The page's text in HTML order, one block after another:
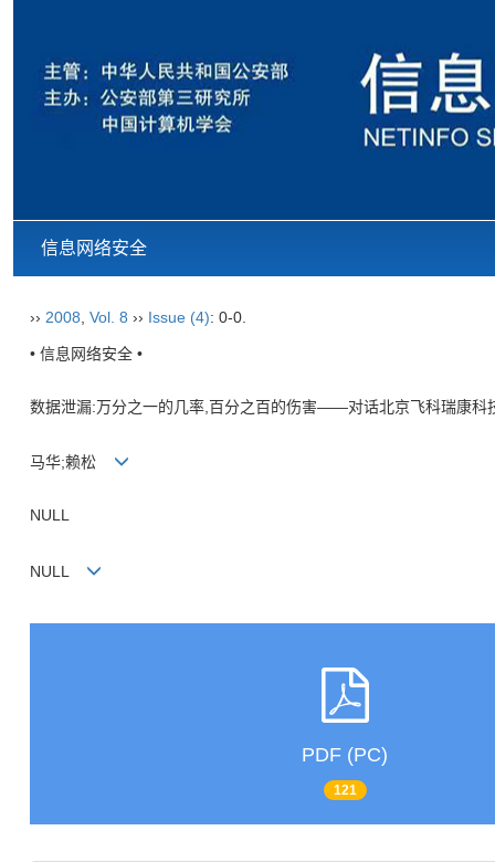
信息网络安全
›› 2008 Vol. 8 ›› Issue (4): 0-0.
• 信息网络安全 •
数据泄漏:万分之一的几率,百分之百的伤害——对话北京飞科瑞康科
马华;赖松
NULL
NULL
PDF (PC)
121